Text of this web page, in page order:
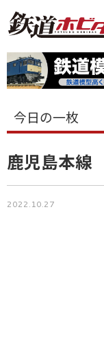
今日の一枚
鹿児島本線
2022.10.27